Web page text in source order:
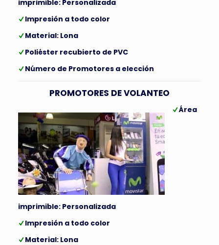
imprimible: Personalizada
Impresión a todo color
Material: Lona
Poliéster recubierto de PVC
Número de Promotores a elección
PROMOTORES DE VOLANTEO
Área
imprimible: Personalizada
Impresión a todo color
Material: Lona